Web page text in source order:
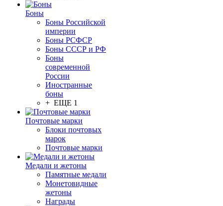
Боны
Боны Российской
империи
Боны РСФСР
Боны СССР и РФ
Боны
современной
России
Иностранные
боны
+ ЕЩЕ 1
Почтовые марки
Блоки почтовых
марок
Почтовые марки
Медали и жетоны
Памятные медали
Монетовидные
жетоны
Награды